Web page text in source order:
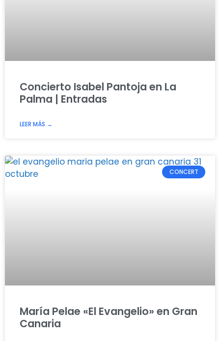
Concierto Isabel Pantoja en La
Palma | Entradas
LEER MÁS →
CONCERT
María Pelae «El Evangelio» en Gran
Canaria